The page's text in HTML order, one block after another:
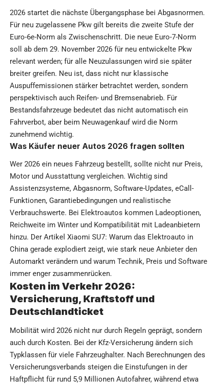
2026 startet die nächste Übergangsphase bei Abgasnormen.
Für neu zugelassene Pkw gilt bereits die zweite Stufe der
Euro-6e-Norm als Zwischenschritt. Die neue Euro-7-Norm
soll ab dem 29. November 2026 für neu entwickelte Pkw
relevant werden; für alle Neuzulassungen wird sie später
breiter greifen. Neu ist, dass nicht nur klassische
Auspuffemissionen stärker betrachtet werden, sondern
perspektivisch auch Reifen- und Bremsenabrieb. Für
Bestandsfahrzeuge bedeutet das nicht automatisch ein
Fahrverbot, aber beim Neuwagenkauf wird die Norm
zunehmend wichtig.
Was Käufer neuer Autos 2026 fragen sollten
Wer 2026 ein neues Fahrzeug bestellt, sollte nicht nur Preis,
Motor und Ausstattung vergleichen. Wichtig sind
Assistenzsysteme, Abgasnorm, Software-Updates, eCall-
Funktionen, Garantiebedingungen und realistische
Verbrauchswerte. Bei Elektroautos kommen Ladeoptionen,
Reichweite im Winter und Kompatibilität mit Ladeanbietern
hinzu. Der Artikel Xiaomi SU7: Warum das Elektroauto in
China gerade explodiert zeigt, wie stark neue Anbieter den
Automarkt verändern und warum Technik, Preis und Software
immer enger zusammenrücken.
Kosten im Verkehr 2026:
Versicherung, Kraftstoff und
Deutschlandticket
Mobilität wird 2026 nicht nur durch Regeln geprägt, sondern
auch durch Kosten. Bei der Kfz-Versicherung ändern sich
Typklassen für viele Fahrzeughalter. Nach Berechnungen des
Versicherungsverbands steigen die Einstufungen in der
Haftpflicht für rund 5,9 Millionen Autofahrer, während etwa